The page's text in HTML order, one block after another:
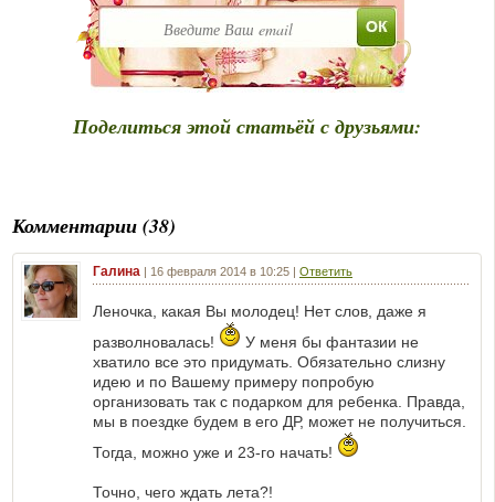
Поделиться этой статьёй с друзьями:
Комментарии (38)
Галина | 16 февраля 2014 в 10:25 | Ответить
Леночка, какая Вы молодец! Нет слов, даже я
разволновалась!
У меня бы фантазии не
хватило все это придумать. Обязательно слизну
идею и по Вашему примеру попробую
организовать так с подарком для ребенка. Правда,
мы в поездке будем в его ДР, может не получиться.
Тогда, можно уже и 23-го начать!
Точно, чего ждать лета?!